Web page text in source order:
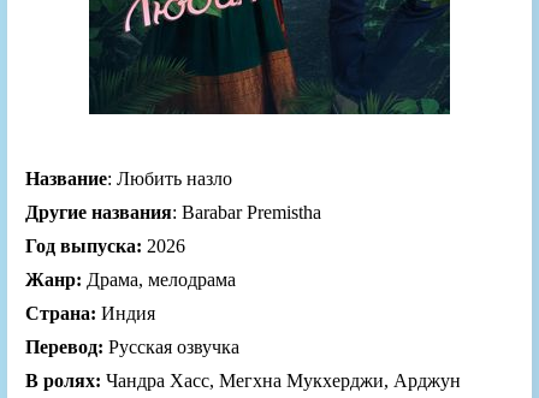
Название: Любить назло
Другие названия: Barabar Premistha
Год выпуска: 2026
Жанр: Драма, мелодрама
Страна: Индия
Перевод: Русская озвучка
В ролях: Чандра Хасс, Мегхна Мукхерджи, Арджун